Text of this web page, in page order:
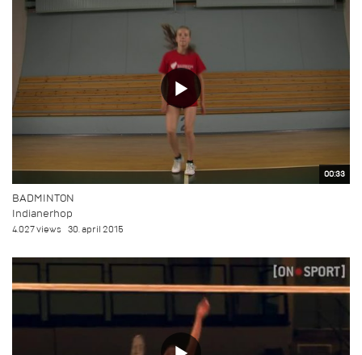
00:33
BADMINTON
Indianerhop
4.027 views 30. april 2015